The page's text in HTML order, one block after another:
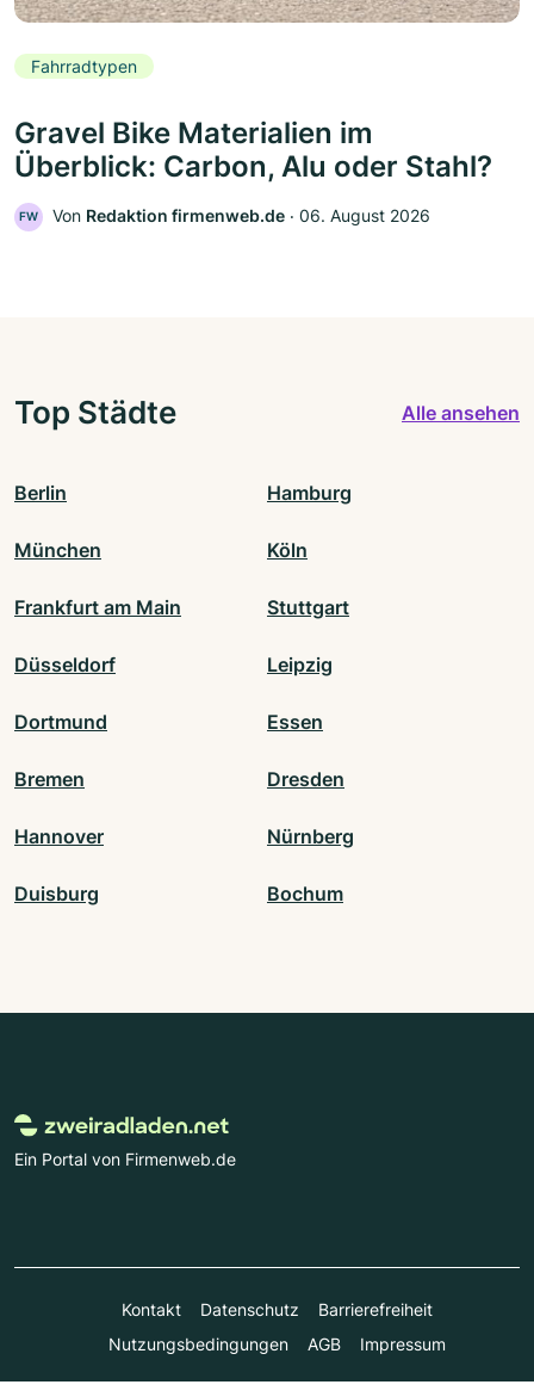
Fahrradtypen
Gravel Bike Materialien im
Überblick: Carbon, Alu oder Stahl?
FW Von Redaktion firmenweb.de ‧ 06. August 2026
Top Städte Alle ansehen
Berlin Hamburg
München Köln
Frankfurt am Main Stuttgart
Düsseldorf Leipzig
Dortmund Essen
Bremen Dresden
Hannover Nürnberg
Duisburg Bochum
Ein Portal von Firmenweb.de
Kontakt Datenschutz
Barrierefreiheit
Nutzungsbedingungen
AGB Impressum